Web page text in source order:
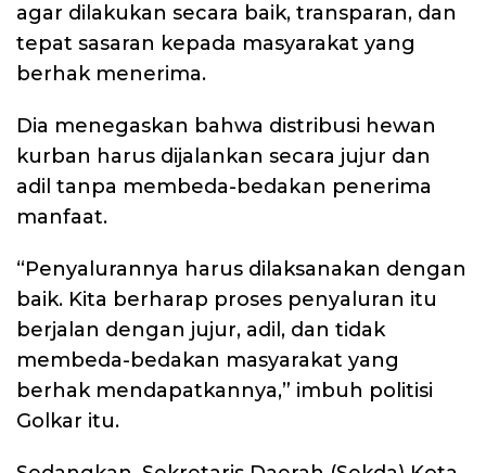
agar dilakukan secara baik, transparan, dan
tepat sasaran kepada masyarakat yang
berhak menerima.
Dia menegaskan bahwa distribusi hewan
kurban harus dijalankan secara jujur dan
adil tanpa membeda-bedakan penerima
manfaat.
“Penyalurannya harus dilaksanakan dengan
baik. Kita berharap proses penyaluran itu
berjalan dengan jujur, adil, dan tidak
membeda-bedakan masyarakat yang
berhak mendapatkannya,” imbuh politisi
Golkar itu.